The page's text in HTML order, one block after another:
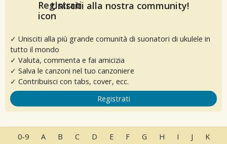
Unisciti alla nostra community!
✓ Unisciti alla più grande comunità di suonatori di ukulele in
tutto il mondo
✓ Valuta, commenta e fai amicizia
✓ Salva le canzoni nel tuo canzoniere
✓ Contribuisci con tabs, cover, ecc.
Registrati
0-9 A B C D E F G H I J K